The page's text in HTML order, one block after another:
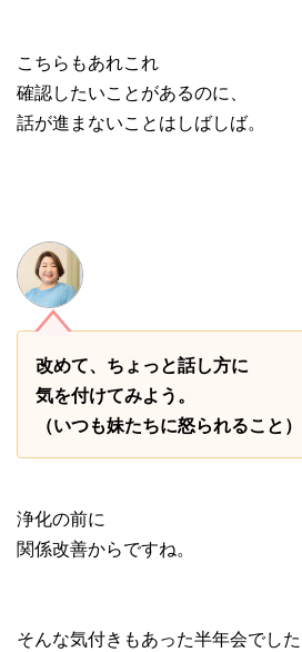
こちらもあれこれ
確認したいことがあるのに、
話が進まないことはしばしば。
改めて、ちょっと話し方に
気を付けてみよう。
（いつも妹たちに怒られること）
浄化の前に
関係改善からですね。
そんな気付きもあった半年会でした